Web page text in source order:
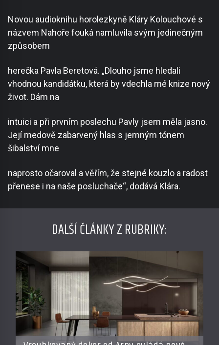
Novou audioknihu horolezkyně Kláry Kolouchové s
názvem Nahoře fouká namluvila svým jedinečným
způsobem
herečka Pavla Beretová. „Dlouho jsme hledali
vhodnou kandidátku, která by vdechla mé knize nový
život. Dám na
intuici a při prvním poslechu Pavly jsem měla jasno.
Její medově zabarvený hlas s jemným tónem
šibalství mne
naprosto očaroval a věřím, že stejné kouzlo a radost
přenese i na naše posluchače“, dodává Klára.
DALŠÍ ČLÁNKY Z RUBRIKY: